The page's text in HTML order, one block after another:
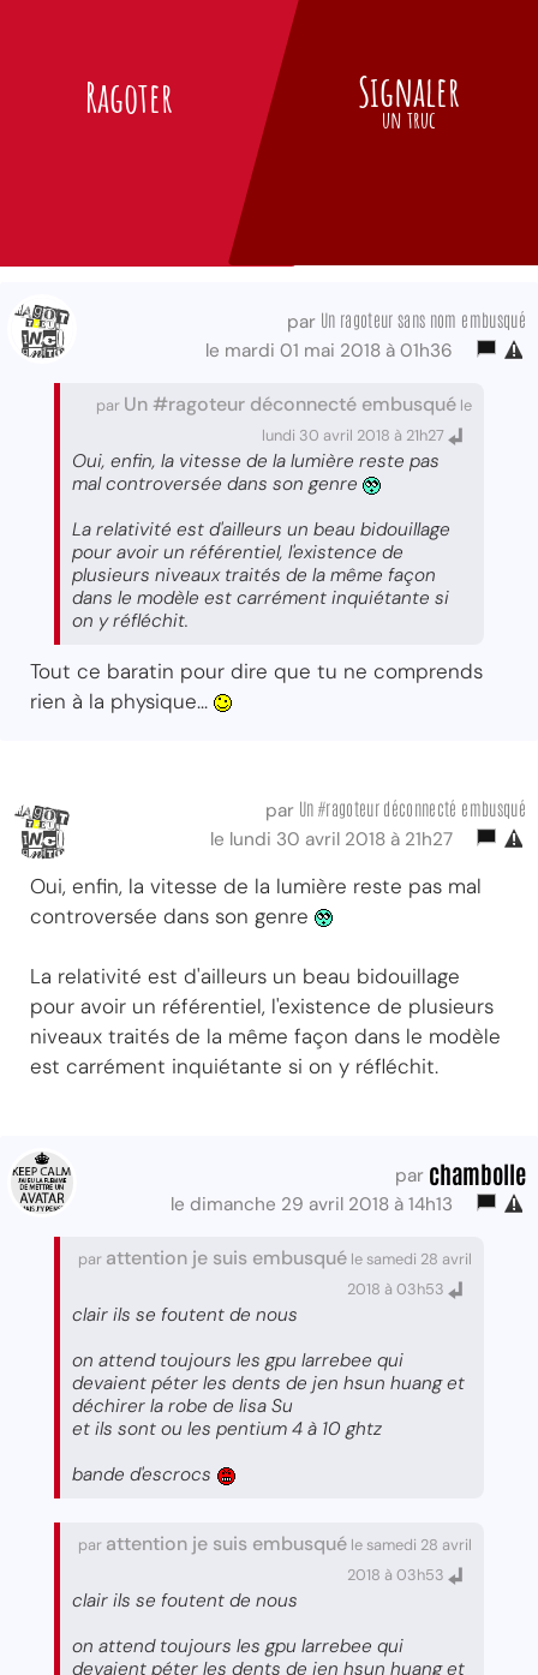
Ragoter Signaler
un truc
par Un ragoteur sans nom embusqué
le mardi 01 mai 2018 à 01h36
par Un #ragoteur déconnecté embusqué le
lundi 30 avril 2018 à 21h27
Oui, enfin, la vitesse de la lumière reste pas
mal controversée dans son genre
La relativité est d'ailleurs un beau bidouillage
pour avoir un référentiel, l'existence de
plusieurs niveaux traités de la même façon
dans le modèle est carrément inquiétante si
on y réfléchit.
Tout ce baratin pour dire que tu ne comprends
rien à la physique...
par Un #ragoteur déconnecté embusqué
le lundi 30 avril 2018 à 21h27
Oui, enfin, la vitesse de la lumière reste pas mal
controversée dans son genre
La relativité est d'ailleurs un beau bidouillage
pour avoir un référentiel, l'existence de plusieurs
niveaux traités de la même façon dans le modèle
est carrément inquiétante si on y réfléchit.
par chambolle
le dimanche 29 avril 2018 à 14h13
par attention je suis embusqué le samedi 28 avril
2018 à 03h53
clair ils se foutent de nous
on attend toujours les gpu larrebee qui
devaient péter les dents de jen hsun huang et
déchirer la robe de lisa Su
et ils sont ou les pentium 4 à 10 ghtz
bande d'escrocs
par attention je suis embusqué le samedi 28 avril
2018 à 03h53
clair ils se foutent de nous
on attend toujours les gpu larrebee qui
devaient péter les dents de jen hsun huang et